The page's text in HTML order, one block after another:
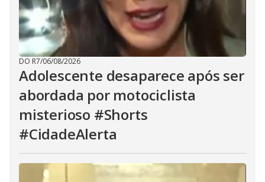
DO R7/06/08/2026
Adolescente desaparece após ser
abordada por motociclista
misterioso #Shorts
#CidadeAlerta